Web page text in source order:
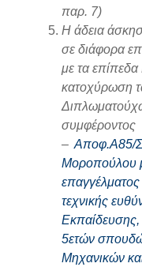
παρ. 7)
Η άδεια
σε διάφορα
με τα
κατοχύρωση
συμφέροντος
– Αποφ.Α85/
Μοροπούλου
τεχνικής
Εκπαίδευσης,
5ετών
Μηχανικών